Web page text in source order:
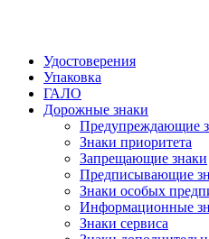
Удостоверения
Упаковка
ГАЛО
Дорожные знаки
Предупреждающие
Знаки приоритета
Запрещающие знаки
Предписывающие
Знаки особых
Информационные
Знаки сервиса